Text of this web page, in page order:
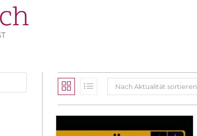
Nach Aktualität sortieren